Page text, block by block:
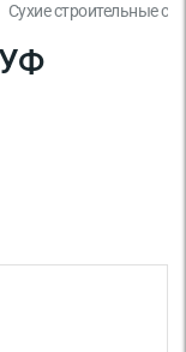
Сухие строительные